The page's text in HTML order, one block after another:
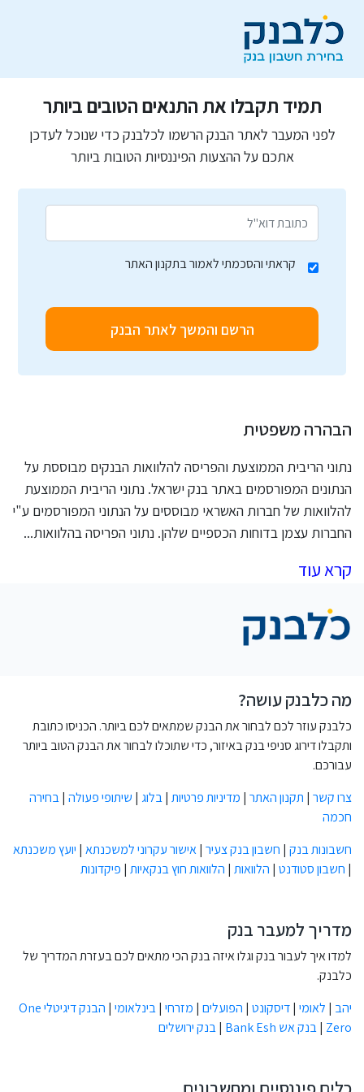
תמיד תקבלו את התנאים הטובים ביותר
לפני המעבר לאתר הבנק הרשמו לכלבנק כדי שנוכל לעדכן
אתכם על ההצעות הפיננסיות הטובות ביותר
קראתי והסכמתי לאמור בתקנון האתר
הבהרה משפטית
נתוני הריבית הממוצעת והפריסה להלוואות הבנקים מבוססת על
הנתונים המפורסמים באתר בנק ישראל. נתוני הריבית הממוצעת
להלוואות של חברות האשראי מבוססים על הנתוני המפורסמים ע"י
החברות עצמן בדוחות הכספיים שלהן. נתוני הפריסה בהלוואות...
קרא עוד
מה כלבנק עושה?
כלבנק עוזר לכם לבחור את הבנק שמתאים לכם ביותר. הכניסו כתובת
ותקבלו דירוג סניפי בנק באיזור, כדי שתוכלו לבחור את הבנק הטוב ביותר
עבורכם.
צרו קשר | תקנון האתר | מדיניות פרטיות |בלוג | שיתופי פעולה |בחירה
חכמה
חשבונות בנק | חשבון בנק צעיר |אישור עקרוני למשכנתא | יועץ משכנתא
| חשבון סטודנט | הלוואות | הלוואות חוץ בנקאיות | פיקדונות
מדריך למעבר בנק
למדו איך לעבור בנק וגלו איזה בנק הכי מתאים לכם בעזרת המדריך של
כלבנק.
יהב | לאומי |דיסקונט | הפועלים | מזרחי |בינלאומי |
הבנק דיגיטלי One
Zero
|בנק אש Bank Esh |בנק ירושלים